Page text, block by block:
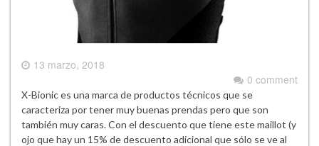
13 marzo, 2018
0 comment
X-Bionic es una marca de productos técnicos que se
caracteriza por tener muy buenas prendas pero que son
también muy caras. Con el descuento que tiene este maillot (y
ojo que hay un 15% de descuento adicional que sólo se ve al